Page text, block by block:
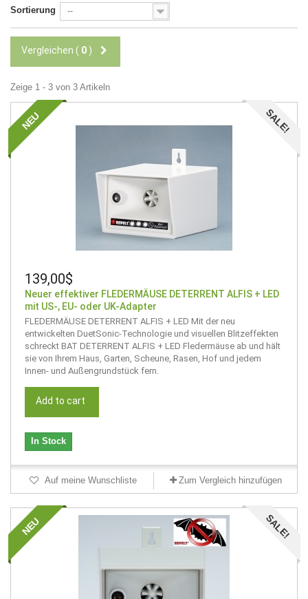
Sortierung --
Vergleichen ( 0 )
Zeige 1 - 3 von 3 Artikeln
NEU SALE!
139,00$
Neuer effektiver FLEDERMÄUSE DETERRENT ALFIS + LED
mit US-, EU- oder UK-Adapter
FLEDERMÄUSE DETERRENT ALFIS + LED Mit der neu
entwickelten DuetSonic-Technologie und visuellen Blitzeffekten
schreckt BAT DETERRENT ALFIS + LED Fledermäuse ab und hält
sie von Ihrem Haus, Garten, Scheune, Rasen, Hof und jedem
Innen- und Außengrundstück fern.
Add to cart
In Stock
Auf meine Wunschliste Zum Vergleich hinzufügen
NEU SALE!